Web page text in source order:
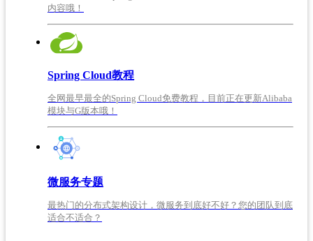
内容哦！
Spring Cloud教程
全网最早最全的Spring Cloud免费教程，目前正在更新Alibaba
模块与G版本哦！
微服务专题
最热门的分布式架构设计，微服务到底好不好？您的团队到底
适合不适合？